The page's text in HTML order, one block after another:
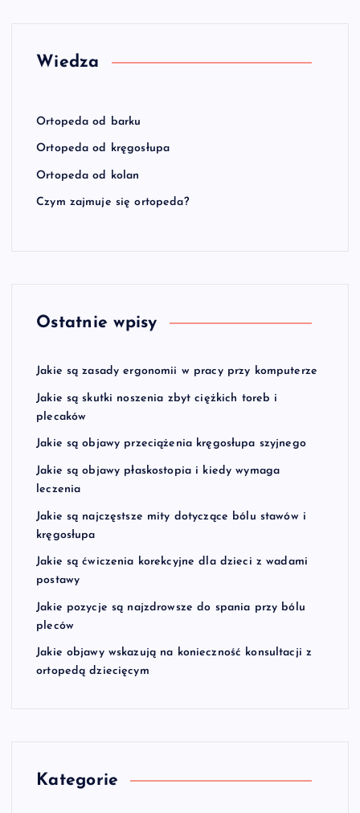
Wiedza
Ortopeda od barku
Ortopeda od kręgosłupa
Ortopeda od kolan
Czym zajmuje się ortopeda?
Ostatnie wpisy
Jakie są zasady ergonomii w pracy przy komputerze
Jakie są skutki noszenia zbyt ciężkich toreb i
plecaków
Jakie są objawy przeciążenia kręgosłupa szyjnego
Jakie są objawy płaskostopia i kiedy wymaga
leczenia
Jakie są najczęstsze mity dotyczące bólu stawów i
kręgosłupa
Jakie są ćwiczenia korekcyjne dla dzieci z wadami
postawy
Jakie pozycje są najzdrowsze do spania przy bólu
pleców
Jakie objawy wskazują na konieczność konsultacji z
ortopedą dziecięcym
Kategorie